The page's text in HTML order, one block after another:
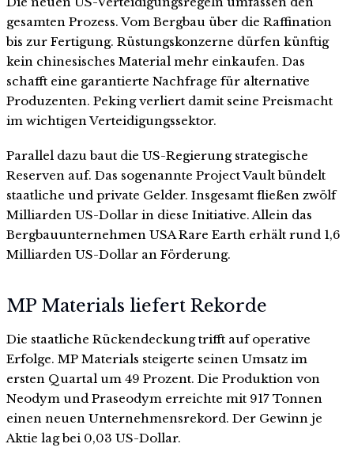
gesamten Prozess. Vom Bergbau über die Raffination
bis zur Fertigung. Rüstungskonzerne dürfen künftig
kein chinesisches Material mehr einkaufen. Das
schafft eine garantierte Nachfrage für alternative
Produzenten. Peking verliert damit seine Preismacht
im wichtigen Verteidigungssektor.
Parallel dazu baut die US-Regierung strategische
Reserven auf. Das sogenannte Project Vault bündelt
staatliche und private Gelder. Insgesamt fließen zwölf
Milliarden US-Dollar in diese Initiative. Allein das
Bergbauunternehmen USA Rare Earth erhält rund 1,6
Milliarden US-Dollar an Förderung.
MP Materials liefert Rekorde
Die staatliche Rückendeckung trifft auf operative
Erfolge. MP Materials steigerte seinen Umsatz im
ersten Quartal um 49 Prozent. Die Produktion von
Neodym und Praseodym erreichte mit 917 Tonnen
einen neuen Unternehmensrekord. Der Gewinn je
Aktie lag bei 0,03 US-Dollar.